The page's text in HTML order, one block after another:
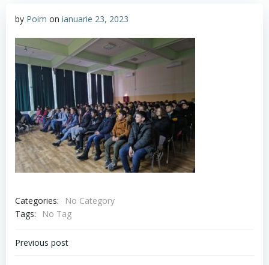
by Poim on ianuarie 23, 2023
Categories:
No Category
Tags:
No Tag
Navigare
Previous post